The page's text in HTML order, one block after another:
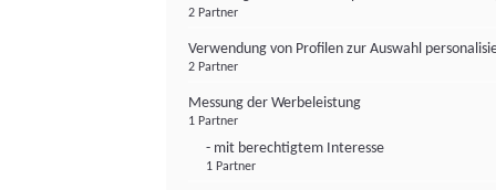
2 Partner
Verwendung von Profilen zur Auswahl
2 Partner
Messung der Werbeleistung
1 Partner
- mit berechtigtem Interesse
1 Partner